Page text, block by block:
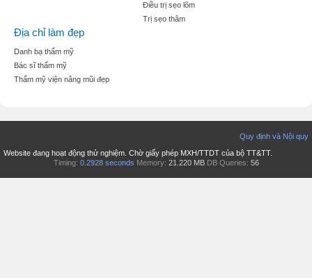
Điều trị sẹo lõm
Trị sẹo thâm
Địa chỉ làm đẹp
Danh bạ thẩm mỹ
Bác sĩ thẩm mỹ
Thẩm mỹ viện nâng mũi đẹp
Quy định và Nội quy
Website đang hoạt động thử nghiệm. Chờ giấy phép MXH/TTDT của bộ TT&TT.
Timing: 0.2928 seconds Memory: 21.220 MB DB Queries: 56